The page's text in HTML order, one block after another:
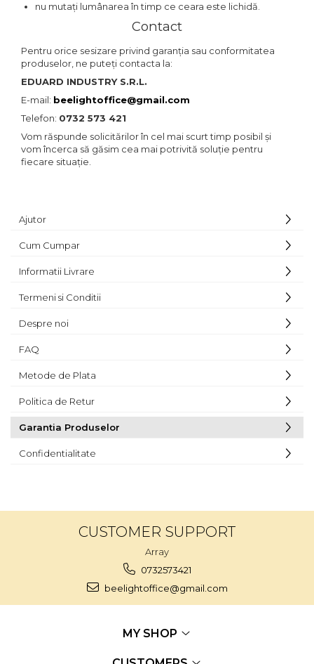
nu mutați lumânarea în timp ce ceara este lichidă.
Contact
Pentru orice sesizare privind garanția sau conformitatea
produselor, ne puteți contacta la:
EDUARD INDUSTRY S.R.L.
E-mail: beelightoffice@gmail.com
Telefon: 0732 573 421
Vom răspunde solicitărilor în cel mai scurt timp posibil și
vom încerca să găsim cea mai potrivită soluție pentru
fiecare situație.
Ajutor
Cum Cumpar
Informatii Livrare
Termeni si Conditii
Despre noi
FAQ
Metode de Plata
Politica de Retur
Garantia Produselor
Confidentialitate
CUSTOMER SUPPORT
Array
0732573421
beelightoffice@gmail.com
MY SHOP